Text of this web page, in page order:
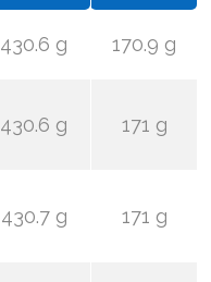
430.6 g 170.9 g
430.6 g 171 g
430.7 g 171 g